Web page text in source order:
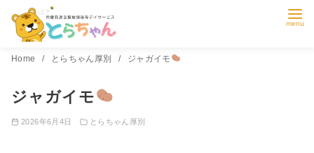
Home とらちゃん厚別 ジャガイモ
ジャガイモ
2026年6月4日 とらちゃん厚別